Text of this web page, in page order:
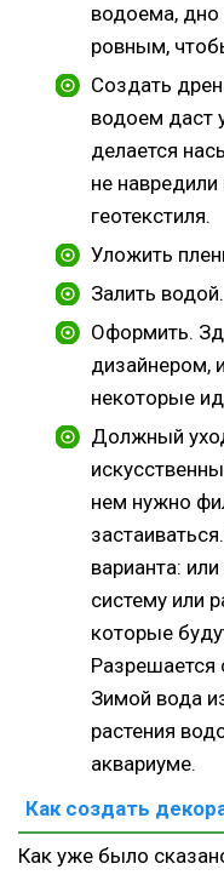
водоема,
ровным,
Создать
водоем даст
делается
не навредили
геотекстиля.
Уложить
Залить водой.
Оформить.
дизайнером,
некоторые
Должный
нем нужно
варианта:
систему или
которые
Разрешается
Зимой вода
растения
аквариуме.
Как создать
Как уже было